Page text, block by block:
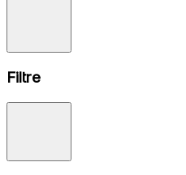
Filtre